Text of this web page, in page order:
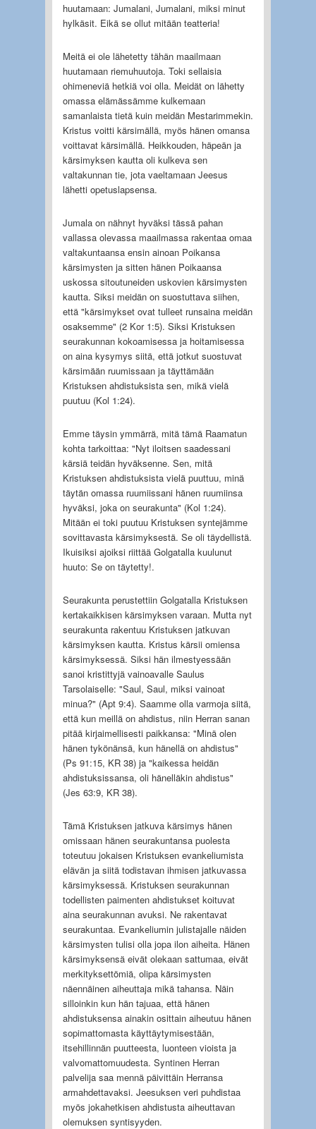
huutamaan: Jumalani, Jumalani, miksi minut
hylkäsit. Eikä se ollut mitään teatteria!
Meitä ei ole lähetetty tähän maailmaan
huutamaan riemuhuutoja. Toki sellaisia
ohimeneviä hetkiä voi olla. Meidät on lähetty
omassa elämässämme kulkemaan
samanlaista tietä kuin meidän Mestarimmekin.
Kristus voitti kärsimällä, myös hänen omansa
voittavat kärsimällä. Heikkouden, häpeän ja
kärsimyksen kautta oli kulkeva sen
valtakunnan tie, jota vaeltamaan Jeesus
lähetti opetuslapsensa.
Jumala on nähnyt hyväksi tässä pahan
vallassa olevassa maailmassa rakentaa omaa
valtakuntaansa ensin ainoan Poikansa
kärsimysten ja sitten hänen Poikaansa
uskossa sitoutuneiden uskovien kärsimysten
kautta. Siksi meidän on suostuttava siihen,
että "kärsimykset ovat tulleet runsaina meidän
osaksemme" (2 Kor 1:5). Siksi Kristuksen
seurakunnan kokoamisessa ja hoitamisessa
on aina kysymys siitä, että jotkut suostuvat
kärsimään ruumissaan ja täyttämään
Kristuksen ahdistuksista sen, mikä vielä
puutuu (Kol 1:24).
Emme täysin ymmärrä, mitä tämä Raamatun
kohta tarkoittaa: "Nyt iloitsen saadessani
kärsiä teidän hyväksenne. Sen, mitä
Kristuksen ahdistuksista vielä puuttuu, minä
täytän omassa ruumiissani hänen ruumiinsa
hyväksi, joka on seurakunta" (Kol 1:24).
Mitään ei toki puutuu Kristuksen syntejämme
sovittavasta kärsimyksestä. Se oli täydellistä.
Ikuisiksi ajoiksi riittää Golgatalla kuulunut
huuto: Se on täytetty!.
Seurakunta perustettiin Golgatalla Kristuksen
kertakaikkisen kärsimyksen varaan. Mutta nyt
seurakunta rakentuu Kristuksen jatkuvan
kärsimyksen kautta. Kristus kärsii omiensa
kärsimyksessä. Siksi hän ilmestyessään
sanoi kristittyjä vainoavalle Saulus
Tarsolaiselle: "Saul, Saul, miksi vainoat
minua?" (Apt 9:4). Saamme olla varmoja siitä,
että kun meillä on ahdistus, niin Herran sanan
pitää kirjaimellisesti paikkansa: "Minä olen
hänen tykönänsä, kun hänellä on ahdistus"
(Ps 91:15, KR 38) ja "kaikessa heidän
ahdistuksissansa, oli hänelläkin ahdistus"
(Jes 63:9, KR 38).
Tämä Kristuksen jatkuva kärsimys hänen
omissaan hänen seurakuntansa puolesta
toteutuu jokaisen Kristuksen evankeliumista
elävän ja siitä todistavan ihmisen jatkuvassa
kärsi­myksessä. Kristuksen seurakunnan
todellisten paimenten ahdistukset koituvat
aina seurakunnan avuksi. Ne rakentavat
seurakuntaa. Evankeliumin julistajalle näiden
kärsimysten tulisi olla jopa ilon aiheita. Hänen
kärsimyk­sensä eivät olekaan sattumaa, eivät
merkityksettömiä, olipa kärsimysten
näennäinen aiheuttaja mikä tahansa. Näin
silloinkin kun hän tajuaa, että hänen
ahdistuksensa ainakin osittain aiheutuu hänen
sopimattomasta käyttäytymisestään,
itsehillinnän puutteesta, luonteen vioista ja
valvomattomuudesta. Syntinen Herran
palvelija saa mennä päivittäin Herransa
armahdettavaksi. Jeesuksen veri puhdistaa
myös jokahetkisen ahdistusta aiheuttavan
olemuksen syntisyyden.